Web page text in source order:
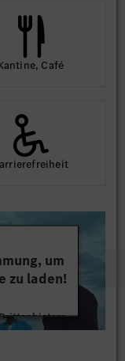
Café
um
zu laden!
Service kann